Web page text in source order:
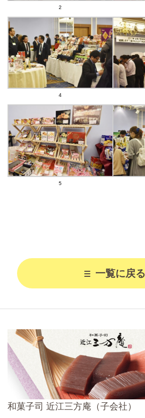
2
4
5
一覧に戻る
和菓子司 近江三方庵（子会社）